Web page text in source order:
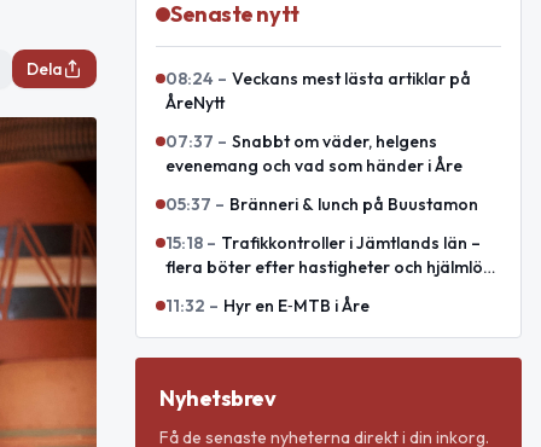
Dela
Senaste nytt
08:24 – Veckans mest lästa artiklar på
ÅreNytt
07:37 – Snabbt om väder, helgens
evenemang och vad som händer i Åre
05:37 – Bränneri & lunch på Buustamon
15:18 – Trafikkontroller i Jämtlands län –
flera böter efter hastigheter och hjälmlös
11:32 – Hyr en E‑MTB i Åre
Nyhetsbrev
Få de senaste nyheterna direkt i din inkorg.